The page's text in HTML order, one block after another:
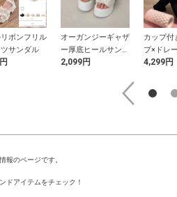
ボンフリル
サンダル
オーガンジーギャザ
ー厚底ヒールサンダ
ル
2,099円
カップ付
プ×ドレ
ス×バッ
ットアップ
4,299円
報のページです。
ドアイテムをチェック！